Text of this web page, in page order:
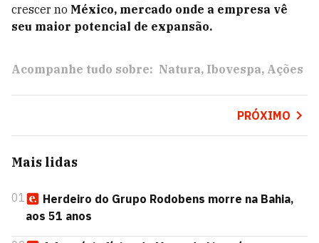
crescer no México, mercado onde a empresa vê
seu maior potencial de expansão.
Acompanhe tudo sobre: Natura Ibovespa Ações
PRÓXIMO
Mais lidas
01
Herdeiro do Grupo Rodobens morre na Bahia,
aos 51 anos